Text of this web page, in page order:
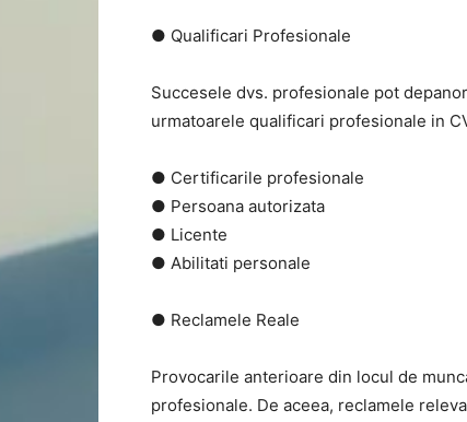
● Qualificari Profesionale
Succesele dvs. profesionale pot
urmatoarele qualificari profesionale in
● Certificarile profesionale
● Persoana autorizata
● Licente
● Abilitati personale
● Reclamele Reale
Provocarile anterioare din locul de
profesionale. De aceea, reclamele